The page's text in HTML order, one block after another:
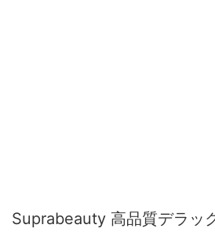
Suprabeauty 高品質デラッ